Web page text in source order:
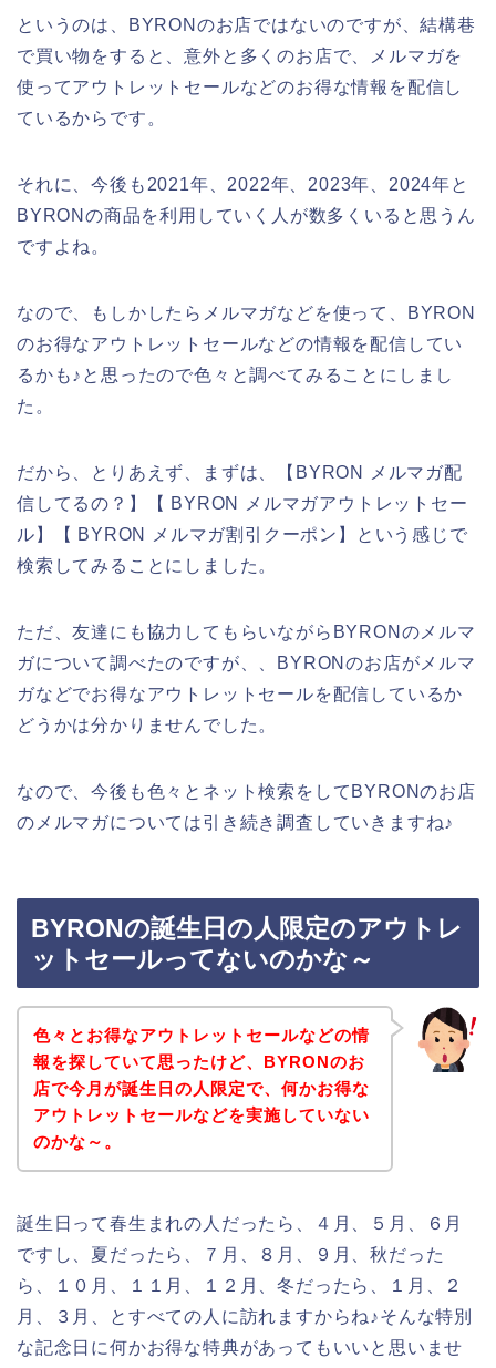
というのは、BYRONのお店ではないのですが、結構巷
で買い物をすると、意外と多くのお店で、メルマガを
使ってアウトレットセールなどのお得な情報を配信し
ているからです。
それに、今後も2021年、2022年、2023年、2024年と
BYRONの商品を利用していく人が数多くいると思うん
ですよね。
なので、もしかしたらメルマガなどを使って、BYRON
のお得なアウトレットセールなどの情報を配信してい
るかも♪と思ったので色々と調べてみることにしまし
た。
だから、とりあえず、まずは、【BYRON メルマガ配
信してるの？】【 BYRON メルマガアウトレットセー
ル】【 BYRON メルマガ割引クーポン】という感じで
検索してみることにしました。
ただ、友達にも協力してもらいながらBYRONのメルマ
ガについて調べたのですが、、BYRONのお店がメルマ
ガなどでお得なアウトレットセールを配信しているか
どうかは分かりませんでした。
なので、今後も色々とネット検索をしてBYRONのお店
のメルマガについては引き続き調査していきますね♪
BYRONの誕生日の人限定のアウトレ
ットセールってないのかな～
色々とお得なアウトレットセールなどの情
報を探していて思ったけど、BYRONのお
店で今月が誕生日の人限定で、何かお得な
アウトレットセールなどを実施していない
のかな～。
誕生日って春生まれの人だったら、４月、５月、６月
ですし、夏だったら、７月、８月、９月、秋だった
ら、１０月、１１月、１２月、冬だったら、１月、２
月、３月、とすべての人に訪れますからね♪そんな特別
な記念日に何かお得な特典があってもいいと思いませ